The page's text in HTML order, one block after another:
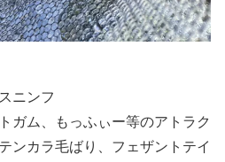
ニンフ
ガム、もっふぃー等のアトラク
ンカラ毛ばり、フェザントテイ